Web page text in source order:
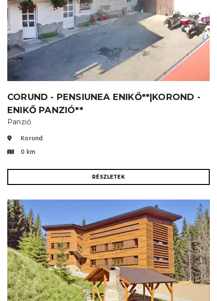
CORUND - PENSIUNEA ENIKŐ**|KOROND -
ENIKŐ PANZIÓ**
Panzió
Korond
0 km
RÉSZLETEK